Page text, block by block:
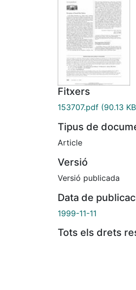
Fitxers
153707.pdf (90.13
Tipus de
Article
Versió
Versió publicada
Data de
1999-11-11
Tots els drets